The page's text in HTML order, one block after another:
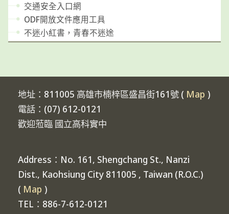
交通安全入口網
ODF開放文件應用工具
不迷小紅書，青春不迷途
地址：811005 高雄市楠梓區盛昌街161號 ( Map )
電話：(07) 612-0121
歡迎蒞臨 國立高科實中
Address：No. 161, Shengchang St., Nanzi
Dist., Kaohsiung City 811005 , Taiwan (R.O.C.)
( Map )
TEL：886-7-612-0121